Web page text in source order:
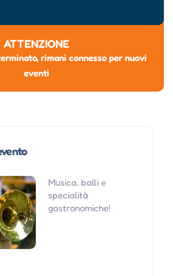
ATTENZIONE
rimani connesso per nuovi
eventi
Musica, balli e
specialità
gastronomiche!